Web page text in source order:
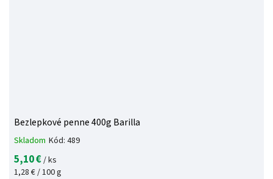
Bezlepkové penne 400g Barilla
Skladom Kód: 489
5,10 €/ ks
1,28 € / 100 g